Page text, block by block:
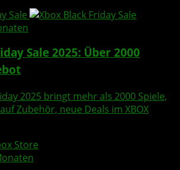
Sale 2025: Über 2000
2025 bringt mehr als 2000 Spiele,
Zubehör, neue Deals im XBOX